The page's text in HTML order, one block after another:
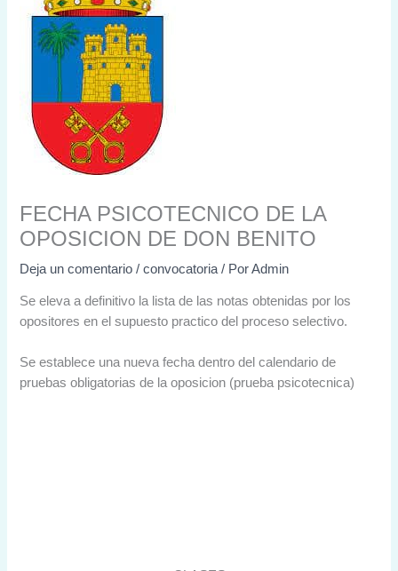
FECHA PSICOTECNICO DE LA
OPOSICION DE DON BENITO
Deja un comentario /convocatoria / PorAdmin
Se eleva a definitivo la lista de las notas obtenidas por los
opositores en el supuesto practico del proceso selectivo.
Se establece una nueva fecha dentro del calendario de
pruebas obligatorias de la oposicion (prueba psicotecnica)